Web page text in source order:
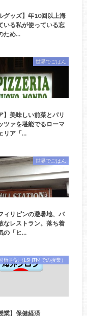
グッズ】年10回以上海
いる私が使っている忘
ため…
世界でごはん
】美味しい前菜とパリ
ツァを堪能でるローマ
リア「…
世界でごはん
ィリピンの避暑地、バ
なレストラン。落ち着
の「ヒ…
留学記（LSHTMでの授業）
業】保健経済